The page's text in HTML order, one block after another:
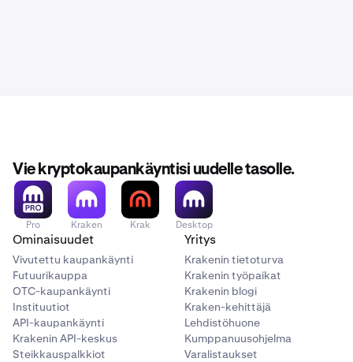
Vie kryptokaupankäyntisi uudelle tasolle.
Pro Kraken Krak Desktop
Ominaisuudet
Vivutettu kaupankäynti
Futuurikauppa
OTC-kaupankäynti
Instituutiot
API-kaupankäynti
Krakenin API-keskus
Steikkauspalkkiot
Yritys
Krakenin tietoturva
Krakenin työpaikat
Krakenin blogi
Kraken-kehittäjä
Lehdistöhuone
Kumppanuusohjelma
Varalistaukset